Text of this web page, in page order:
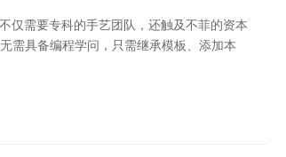
仅需要专科的手艺团队，还触及不菲的资本
需具备编程学问，只需继承模板、添加本